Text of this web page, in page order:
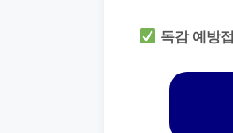
독감 예방